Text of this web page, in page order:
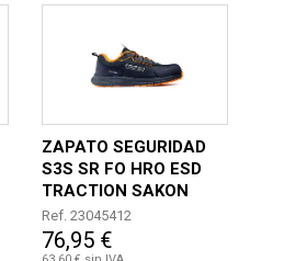
ZAPATO SEGURIDAD
S3S SR FO HRO ESD
TRACTION SAKON
TALLA 43
Ref. 23045412
76,95 €